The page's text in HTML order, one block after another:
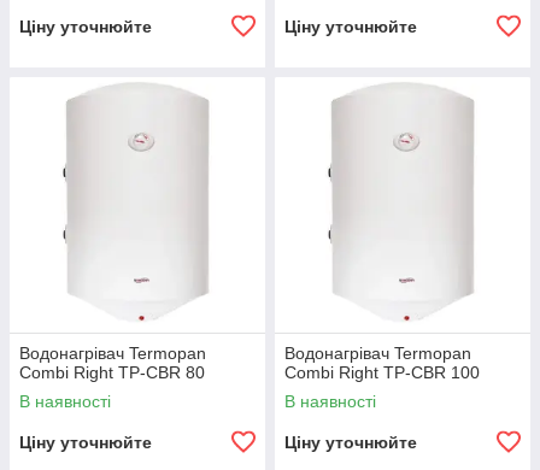
Ціну уточнюйте Ціну уточнюйте
Водонагрівач Termopan
Combi Right TP-CBR 80
В наявності
Ціну уточнюйте
Водонагрівач Termopan
Combi Right TP-CBR 100
В наявності
Ціну уточнюйте